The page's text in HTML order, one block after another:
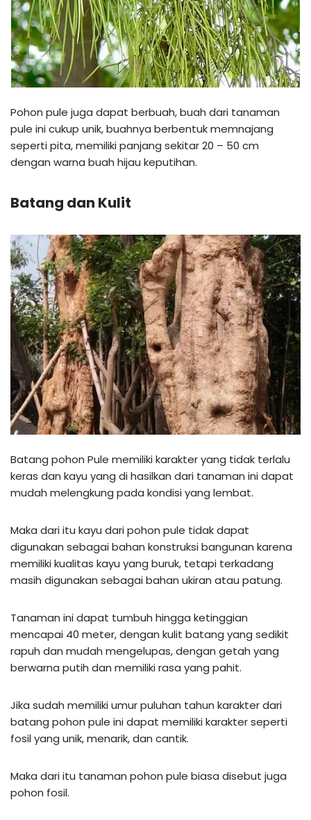
Pohon pule juga dapat berbuah, buah dari tanaman
pule ini cukup unik, buahnya berbentuk memnajang
seperti pita, memiliki panjang sekitar 20 – 50 cm
dengan warna buah hijau keputihan.
Batang dan Kulit
Batang pohon Pule memiliki karakter yang tidak terlalu
keras dan kayu yang di hasilkan dari tanaman ini dapat
mudah melengkung pada kondisi yang lembat.
Maka dari itu kayu dari pohon pule tidak dapat
digunakan sebagai bahan konstruksi bangunan karena
memiliki kualitas kayu yang buruk, tetapi terkadang
masih digunakan sebagai bahan ukiran atau patung.
Tanaman ini dapat tumbuh hingga ketinggian
mencapai 40 meter, dengan kulit batang yang sedikit
rapuh dan mudah mengelupas, dengan getah yang
berwarna putih dan memiliki rasa yang pahit.
Jika sudah memiliki umur puluhan tahun karakter dari
batang pohon pule ini dapat memiliki karakter seperti
fosil yang unik, menarik, dan cantik.
Maka dari itu tanaman pohon pule biasa disebut juga
pohon fosil.